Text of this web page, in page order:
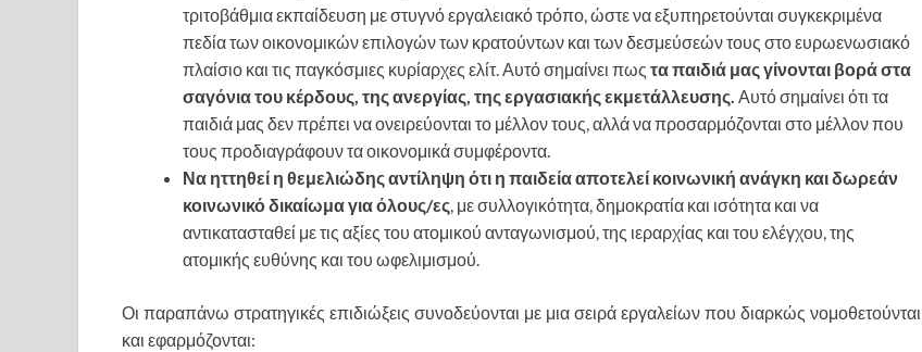
τριτοβάθμια εκπαίδευση με στυγνό εργαλειακό τρόπο, ώστε να εξυπηρετούνται συγκεκριμένα
πεδία των οικονομικών επιλογών των κρατούντων και των δεσμεύσεών τους στο ευρωενωσιακό
πλαίσιο και τις παγκόσμιες κυρίαρχες ελίτ. Αυτό σημαίνει πως τα παιδιά μας γίνονται βορά στα
σαγόνια του κέρδους, της ανεργίας, της εργασιακής εκμετάλλευσης. Αυτό σημαίνει ότι τα
παιδιά μας δεν πρέπει να ονειρεύονται το μέλλον τους, αλλά να προσαρμόζονται στο μέλλον που
τους προδιαγράφουν τα οικονομικά συμφέροντα.
Να ηττηθεί η θεμελιώδης αντίληψη ότι η παιδεία αποτελεί κοινωνική ανάγκη και δωρεάν
κοινωνικό δικαίωμα για όλους/ες, με συλλογικότητα, δημοκρατία και ισότητα και να
αντικατασταθεί με τις αξίες του ατομικού ανταγωνισμού, της ιεραρχίας και του ελέγχου, της
ατομικής ευθύνης και του ωφελιμισμού.
Οι παραπάνω στρατηγικές επιδιώξεις συνοδεύονται με μια σειρά εργαλείων που διαρκώς νομοθετούνται
και εφαρμόζονται: